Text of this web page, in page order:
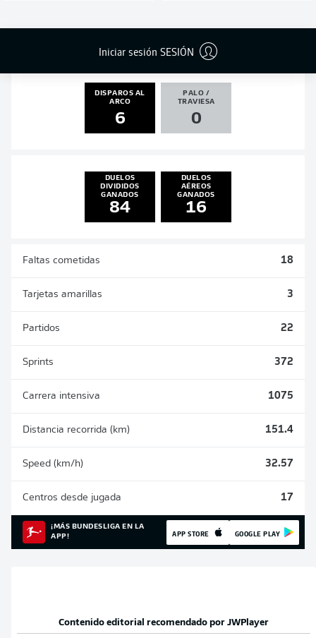
Iniciar sesión SESIÓN
DISPAROS AL
ARCO
6
PALO /
TRAVIESA
0
DUELOS
DIVIDIDOS
GANADOS
84
DUELOS
AÉREOS
GANADOS
16
Faltas cometidas 18
Tarjetas amarillas 3
Partidos 22
Sprints 372
Carrera intensiva 1075
Distancia recorrida (km) 151.4
Speed (km/h) 32.57
Centros desde jugada 17
¡MÁS BUNDESLIGA EN LA
APP!
APP STORE GOOGLE PLAY
Contenido editorial recomendado por JWPlayer